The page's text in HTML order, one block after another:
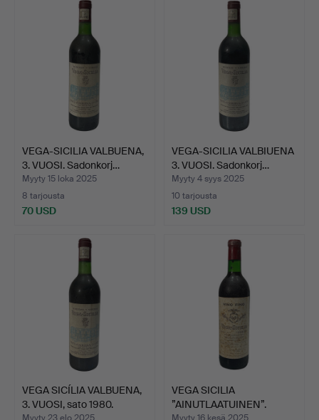
VEGA-SICILIA VALBUENA,
3. VUOSI. Sadonkorj…
Myyty 15 loka 2025
8 tarjousta
70 USD
VEGA-SICILIA VALBIUENA
3. VUOSI. Sadonkorj…
Myyty 4 syys 2025
10 tarjousta
139 USD
VEGA SICÍLIA VALBUENA,
3. VUOSI, sato 1980.
Myyty 23 elo 2025
VEGA SICILIA
”AINUTLAATUINEN”.
Myyty 16 kesä 2025